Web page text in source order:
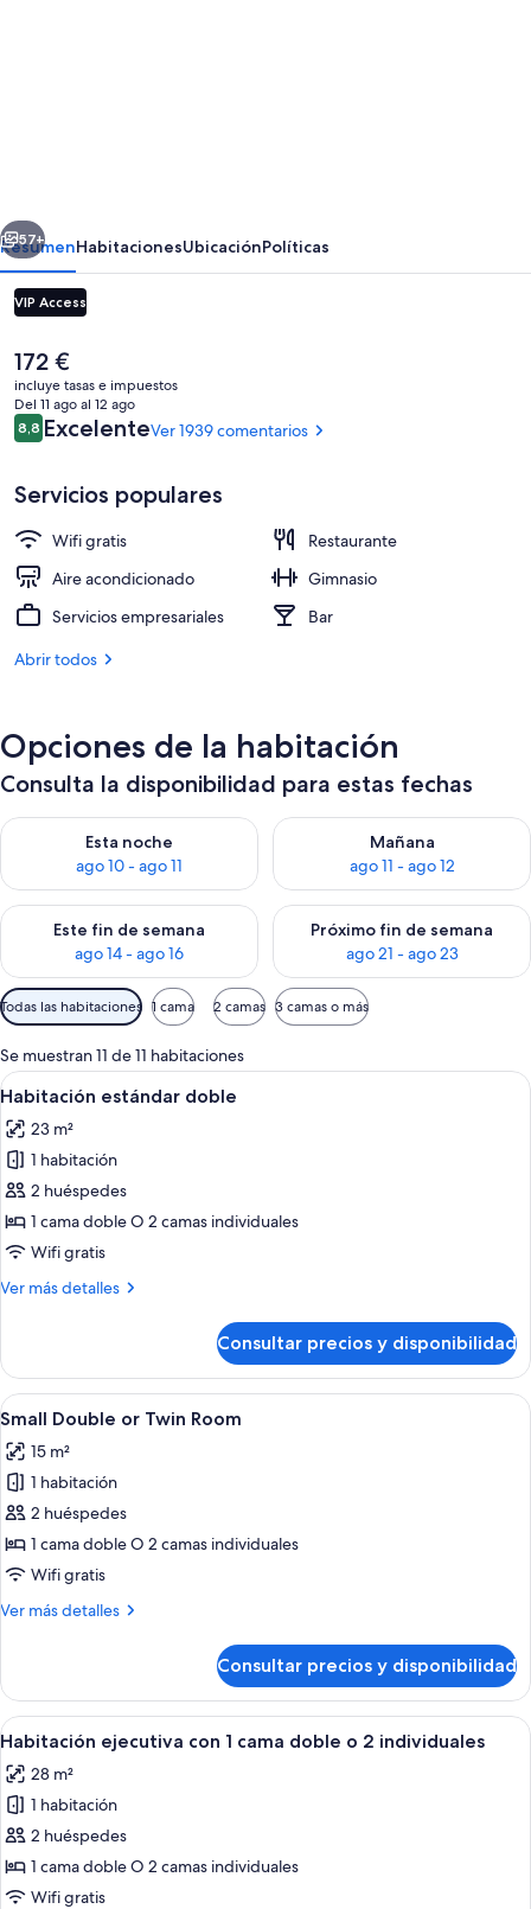
Siguiente
57+
ResumenHabitacionesUbicaciónPolíticas
VIP Access
El
precio
actual
es
de
172 €
incluye tasas e impuestos
Del 11 ago al 12 ago
Comentarios
8,88,8 de 10
ExcelenteVer 1939 comentarios
Servicios populares
Wifi gratis
Restaurante
Aire acondicionado
Gimnasio
Servicios empresariales
Bar
Abrir todos
Opciones de la habitación
Consulta la disponibilidad para estas fechas
Esta noche
ago 10 - ago 11
Consulta la disponibilidad para esta noche, ago 10 - ago 11
Mañana
ago 11 - ago 12
Consulta la disponibilidad
Este fin de semana
ago 14 - ago 16
Consulta la disponibilidad para este fin de semana, ago 14 -
Próximo fin de semana
ago 21 - ago 23
Consulta la disponibilidad
Filtros
disponibles
para
las
habitaciones
Todas las habitaciones 1 cama 2 camas 3 camas o más
Se muestran 11 de 11 habitaciones
Abrir
todas
las
fotos
de
Habitación
estándar
Habitación de hotel con cama
5
Habitación estándar doble
23 m²
1 habitación
2 huéspedes
1 cama doble O 2 camas individuales
Wifi gratis
Ver más detalles
Más
estándar
doble
Consultar precios y disponibilidad
Abrir
todas
las
fotos
de
Small
Double
Twin
Una habitación de hotel con una
5
Small Double or Twin Room
15 m²
1 habitación
2 huéspedes
1 cama doble O 2 camas individuales
Wifi gratis
Ver más detalles
Más
Double
or
Twin
Consultar precios y disponibilidad
Abrir
todas
las
fotos
de
Habitación
ejecutiva
Habitación de hotel con una cama
5
Habitación ejecutiva con 1 cama doble o 2 individuales
28 m²
1 habitación
2 huéspedes
1 cama doble O 2 camas individuales
Wifi gratis